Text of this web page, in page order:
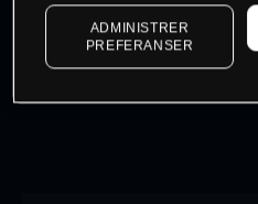
Kursene er veiledende.
ADMINISTRER
PREFERANSER